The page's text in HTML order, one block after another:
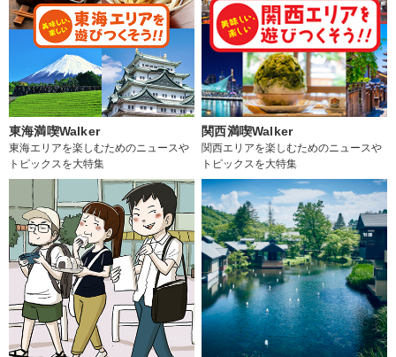
東海満喫Walker
東海エリアを楽しむためのニュースや
トピックスを大特集
関西満喫Walker
関西エリアを楽しむためのニュースや
トピックスを大特集